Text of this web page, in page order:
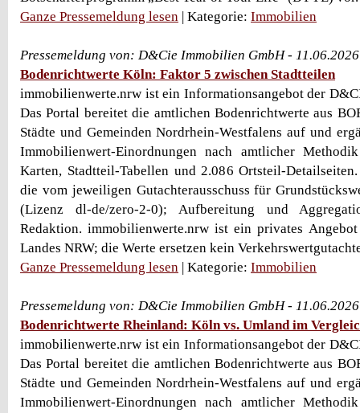
Ganze Pressemeldung lesen | Kategorie: Immobilien
Pressemeldung von: D&Cie Immobilien GmbH -
Bodenrichtwerte Köln: Faktor 5 zwischen Stadtteilen
immobilienwerte.nrw ist ein Informationsangebot der
Das Portal bereitet die amtlichen Bodenrichtwerte aus
Städte und Gemeinden Nordrhein-Westfalens auf und
Immobilienwert-Einordnungen nach amtlicher
Karten, Stadtteil-Tabellen und 2.086 Ortsteil-
die vom jeweiligen Gutachterausschuss für
(Lizenz dl-de/zero-2-0); Aufbereitung und
Redaktion. immobilienwerte.nrw ist ein privates
Landes NRW; die Werte ersetzen kein
Ganze Pressemeldung lesen | Kategorie: Immobilien
Pressemeldung von: D&Cie Immobilien GmbH -
Bodenrichtwerte Rheinland: Köln vs. Umland im
immobilienwerte.nrw ist ein Informationsangebot der
Das Portal bereitet die amtlichen Bodenrichtwerte aus
Städte und Gemeinden Nordrhein-Westfalens auf und
Immobilienwert-Einordnungen nach amtlicher